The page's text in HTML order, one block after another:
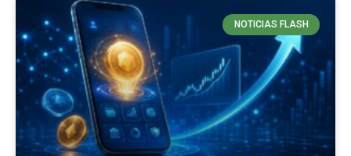
NOTICIAS FLASH